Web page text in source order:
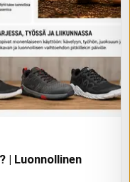
| Luonnollinen